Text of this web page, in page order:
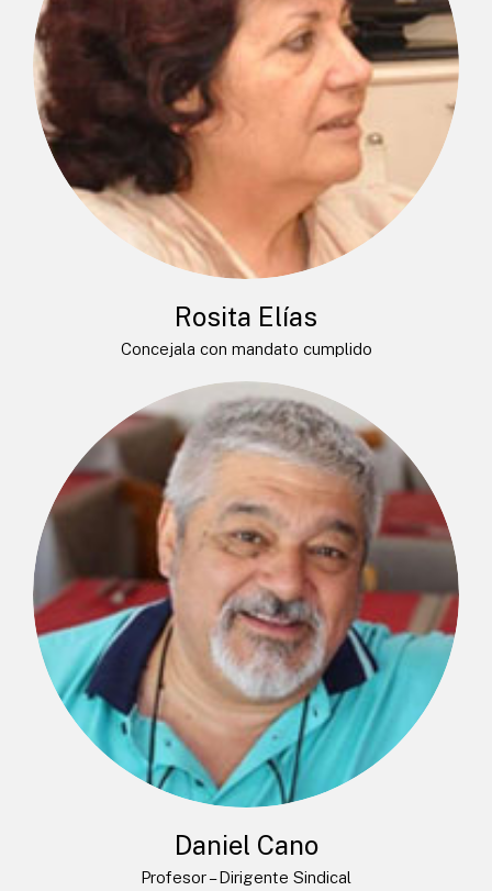
Rosita Elías
Concejala con mandato cumplido
Daniel Cano
Profesor – Dirigente Sindical